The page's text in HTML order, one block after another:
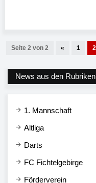
Seite 2 von 2 « 1 2
News aus den Rubriken
1. Mannschaft
Altliga
Darts
FC Fichtelgebirge
Förderverein